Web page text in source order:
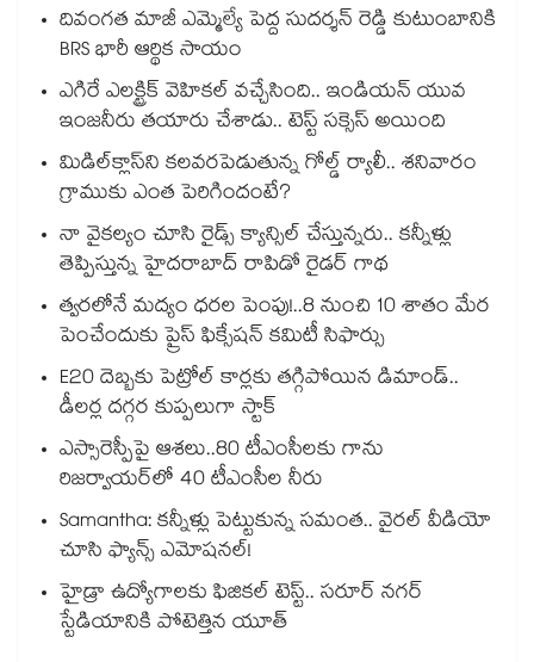
దివంగత మాజీ ఎమ్మెల్యే పెద్ద సుదర్శన్ రెడ్డి కుటుంబానికి
BRS భారీ ఆర్థిక సాయం
ఎగిరే ఎలక్ట్రిక్ వెహికల్ వచ్చేసింది.. ఇండియన్ యువ
ఇంజనీరు తయారు చేశాడు.. టెస్ట్ సక్సెస్ అయింది
మిడిల్‌క్లాస్‌ని కలవరపెడుతున్న గోల్డ్ ర్యాలీ.. శనివారం
గ్రాముకు ఎంత పెరిగిందంటే?
నా వైకల్యం చూసి రైడ్స్ క్యాన్సిల్ చేస్తున్నరు.. కన్నీళ్లు
తెప్పిస్తున్న హైదరాబాద్ రాపిడో రైడర్ గాథ
త్వరలోనే మద్యం ధ‌‌ర‌‌ల పెంపు!..8 నుంచి 10 శాతం మేర
పెంచేందుకు ప్రైస్ ఫిక్సేష‌‌న్ క‌‌మిటీ సిఫార్సు
E20 దెబ్బకు పెట్రోల్ కార్లకు తగ్గిపోయిన డిమాండ్..
డీలర్ల దగ్గర కుప్పలుగా స్టాక్
ఎస్సారెస్పీపై ఆశలు..80 టీఎంసీలకు గాను
రిజర్వాయర్‌‌‌‌‌‌‌‌‌‌‌‌‌‌‌‌లో 40 టీఎంసీల నీరు
Samantha: కన్నీళ్లు పెట్టుకున్న సమంత.. వైరల్ వీడియో
చూసి ఫ్యాన్స్ ఎమోషనల్!
హైడ్రా ఉద్యోగాలకు ఫిజికల్ టెస్ట్.. సరూర్ నగర్
స్టేడియానికి పోటెత్తిన యూత్